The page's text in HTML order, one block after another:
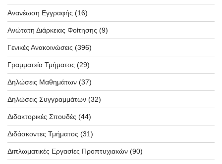
Ανανέωση Εγγραφής (16)
Ανώτατη Διάρκειας Φοίτησης (9)
Γενικές Ανακοινώσεις (396)
Γραμματεία Τμήματος (29)
Δηλώσεις Μαθημάτων (37)
Δηλώσεις Συγγραμμάτων (32)
Διδακτορικές Σπουδές (44)
Διδάσκοντες Τμήματος (31)
Διπλωματικές Εργασίες Προπτυχιακών (90)